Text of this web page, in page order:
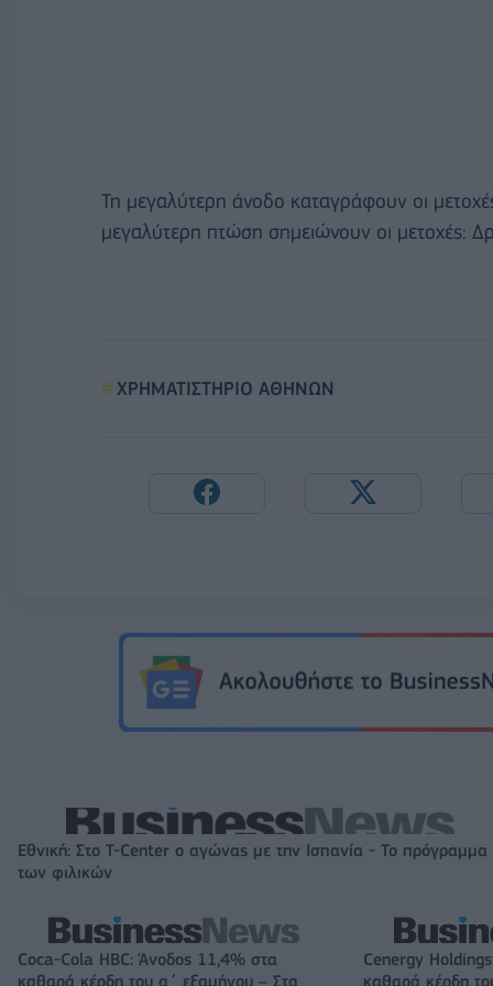
Τη μεγαλύτερη άνοδο καταγράφουν οι
μεγαλύτερη πτώση σημειώνουν οι μετοχές:
ΧΡΗΜΑΤΙΣΤΗΡΙΟ ΑΘΗΝΩΝ
Εθνική: Στο T-Center ο αγώνας με την Ισπανία - Το πρόγραμμα
των φιλικών
Coca-Cola HBC: Άνοδος 11,4% στα
καθαρά κέρδη του α΄ εξαμήνου – Στα
Cenergy
καθαρά κέρδη